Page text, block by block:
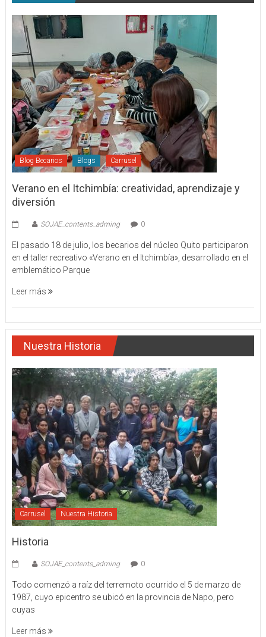
Blog Becarios Blogs Carrusel
Verano en el Itchimbía: creatividad, aprendizaje y
diversión
SOJAE_contents_adming 0
El pasado 18 de julio, los becarios del núcleo Quito participaron
en el taller recreativo «Verano en el Itchimbía», desarrollado en el
emblemático Parque
Leer más
Nuestra Historia
Carrusel Nuestra Historia
Historia
SOJAE_contents_adming 0
Todo comenzó a raíz del terremoto ocurrido el 5 de marzo de
1987, cuyo epicentro se ubicó en la provincia de Napo, pero
cuyas
Leer más